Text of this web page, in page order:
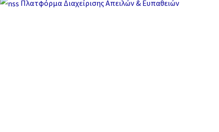
Πλατφόρμα Διαχείρισης Απειλών & Ευπαθειών